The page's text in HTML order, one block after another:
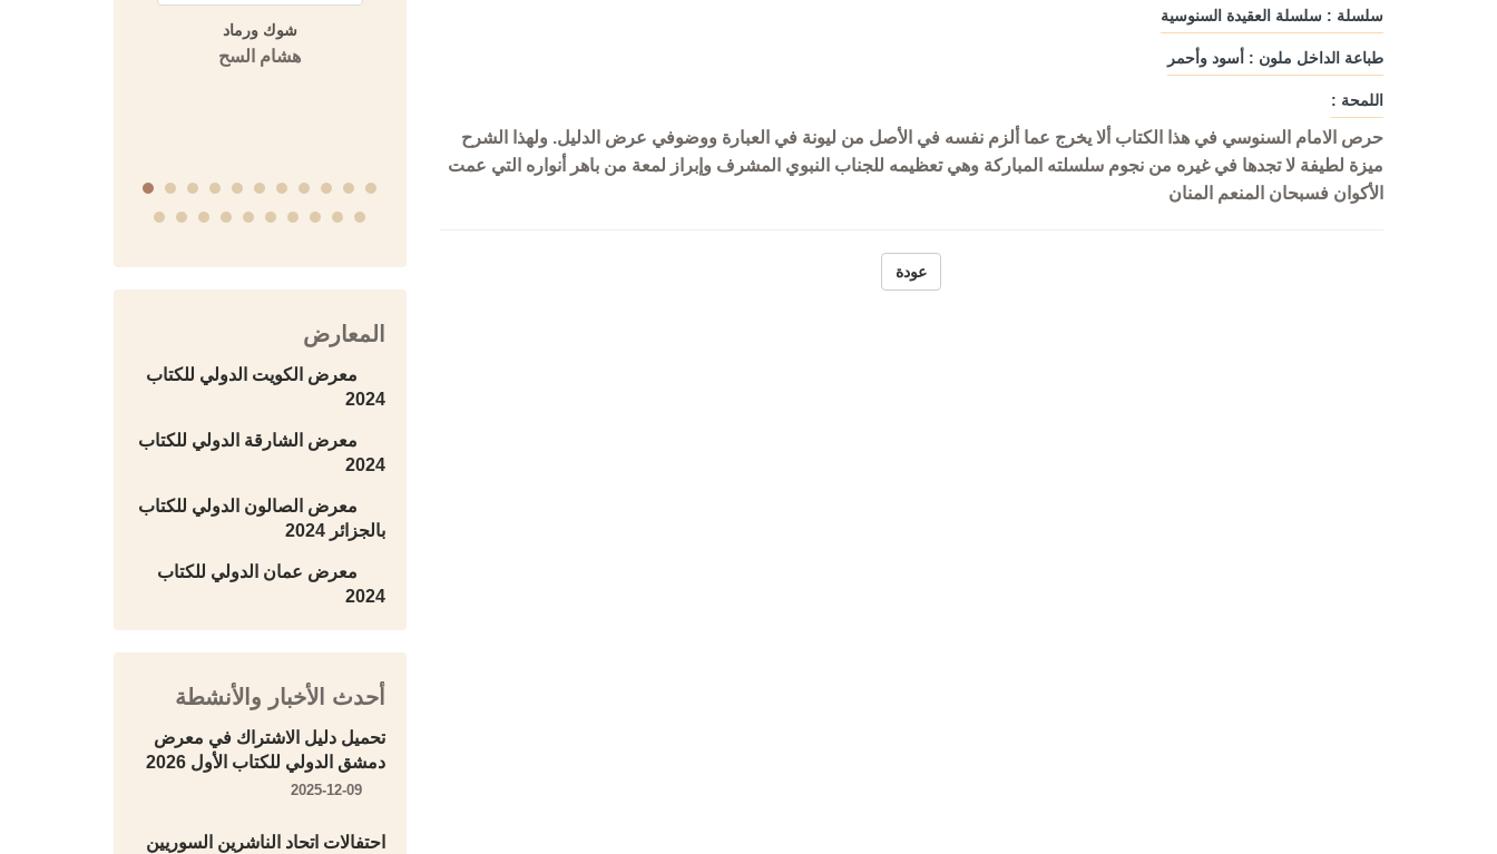
سلسلة : سلسلة العقيدة السنوسية
طباعة الداخل ملون : أسود وأحمر
اللمحة :
حرص الامام السنوسي في هذا الكتاب ألا يخرج عما ألزم نفسه في الأصل من ليونة في العبارة ووضوفي عرض الدليل. ولهذا الشرح
ميزة لطيفة لا تجدها في غيره من نجوم سلسلته المباركة وهي تعظيمه للجناب النبوي المشرف وإبراز لمعة من باهر أنواره التي عمت
الأكوان فسبحان المنعم المنان
عودة
السواقي البيضاء
دار ليندا
السورية
شوك ورماد
هشام السح
المعارض
معرض الكويت الدولي للكتاب
2024
معرض الشارقة الدولي للكتاب
2024
معرض الصالون الدولي للكتاب
بالجزائر 2024
معرض عمان الدولي للكتاب
2024
أحدث الأخبار والأنشطة
تحميل دليل الاشتراك في معرض
دمشق الدولي للكتاب الأول 2026
احتفالات اتحاد الناشرين السوريين